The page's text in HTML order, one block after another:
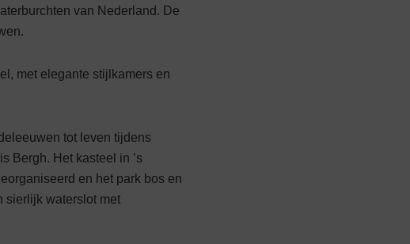
van Nederland. De
met elegante stijlkamers en
tot leven tijdens
Bergh. Het kasteel in ’s
en het park­ bos en
sierlijk waterslot met